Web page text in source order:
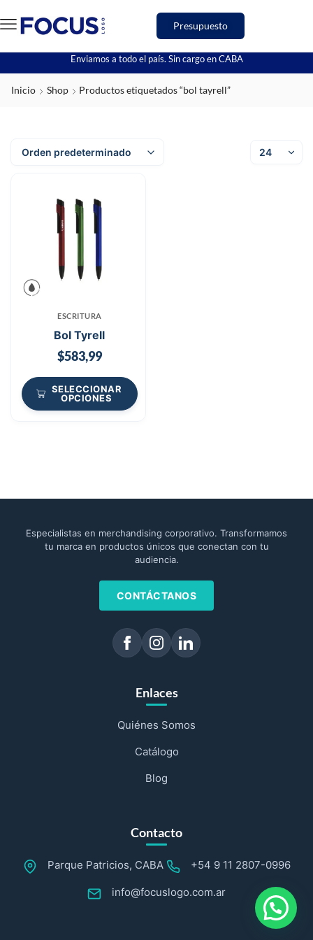
Presupuesto
Enviamos a todo el país. Sin cargo en CABA
Inicio Shop Productos etiquetados “bol tayrell”
ESCRITURA
Bol Tyrell
$583,99
SELECCIONAR
OPCIONES
Especialistas en merchandising corporativo. Transformamos
tu marca en productos únicos que conectan con tu
audiencia.
CONTÁCTANOS
Enlaces
Quiénes Somos
Catálogo
Blog
Contacto
Parque Patricios, CABA +54 9 11 2807-0996
info@focuslogo.com.ar